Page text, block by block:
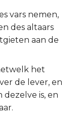
vars nemen,
des altaars
aan de
het
de lever, en
is, en